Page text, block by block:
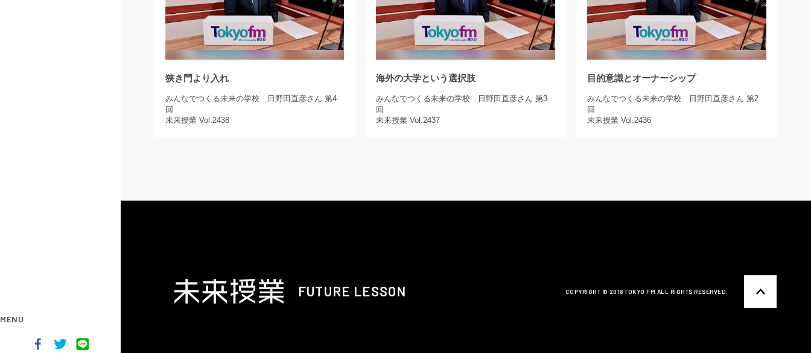
MENU
狭き門より入れ
みんなでつくる未来の学校 日野田直彦さん 第4
回
未来授業 Vol.2438
海外の大学という選択肢
みんなでつくる未来の学校 日野田直彦さん 第3
回
未来授業 Vol.2437
目的意識とオーナーシップ
みんなでつくる未来の学校 日野田直彦さん 第2
回
未来授業 Vol.2436
FUTURE LESSON COPYRIGHT ©️ 2018 TOKYO FM ALL RIGHTS RESERVED.